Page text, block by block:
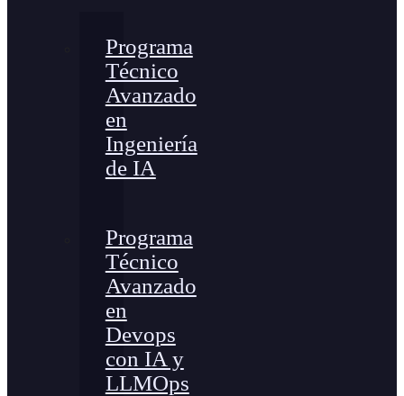
Programa
Técnico
Avanzado
en
Ingeniería
de IA
Programa
Técnico
Avanzado
en
Devops
con IA y
LLMOps